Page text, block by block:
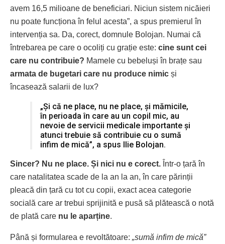
avem 16,5 milioane de beneficiari. Niciun sistem nicăieri
nu poate funcționa în felul acesta”, a spus premierul în
intervenția sa. Da, corect, domnule Bolojan. Numai că
întrebarea pe care o ocoliți cu grație este: cine sunt cei
care nu contribuie? Mamele cu bebeluși în brațe sau
armata de bugetari care nu produce nimic și
încasează salarii de lux?
„Și că ne place, nu ne place, și mămicile,
în perioada în care au un copil mic, au
nevoie de servicii medicale importante și
atunci trebuie să contribuie cu o sumă
infim de mică”, a spus Ilie Bolojan.
Sincer? Nu ne place. Și nici nu e corect. Într-o țară în
care natalitatea scade de la an la an, în care părinții
pleacă din țară cu tot cu copii, exact acea categorie
socială care ar trebui sprijinită e pusă să plătească o notă
de plată care nu le aparține.
Până și formularea e revoltătoare: „sumă infim de mică”